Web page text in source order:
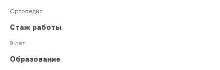
Ортопедия
Стаж работы
9 лет
Образование